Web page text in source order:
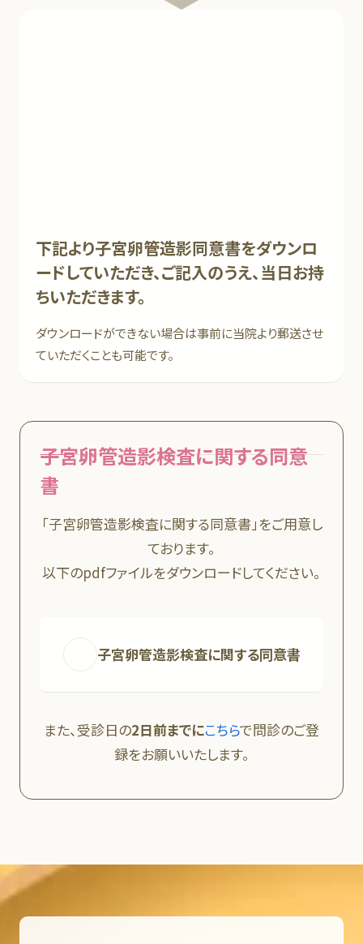
下記より子宮卵管造影同意書をダウンロ
ードしていただき、ご記入のうえ、当日お持
ちいただきます。
ダウンロードができない場合は事前に当院より郵送させ
ていただくことも可能です。
子宮卵管造影検査に関する同意
書
「子宮卵管造影検査に関する同意書」をご用意し
ております。
以下のpdfファイルをダウンロードしてください。
子宮卵管造影検査に関する同意書
また、受診日の2日前までにこちらで問診のご登
録をお願いいたします。